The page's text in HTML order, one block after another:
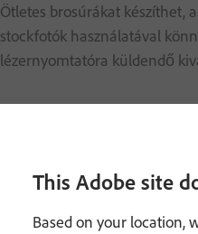
Ötletes brosúrákat készíthet,
stockfotók használatával
lézernyomtatóra küldendő
This Adobe site
Based on your location,